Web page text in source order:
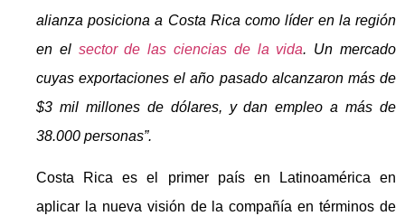
alianza posiciona a Costa Rica como líder en la región
en el sector de las ciencias de la vida. Un mercado
cuyas exportaciones el año pasado alcanzaron más de
$3 mil millones de dólares, y dan empleo a más de
38.000 personas”.
Costa Rica es el primer país en Latinoamérica en
aplicar la nueva visión de la compañía en términos de